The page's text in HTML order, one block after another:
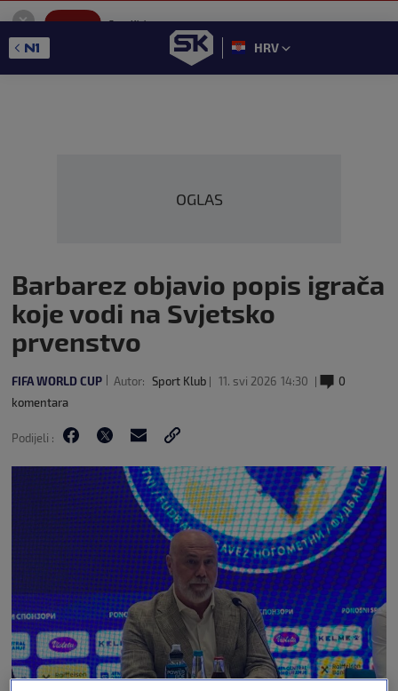
SportKlub
GET - On the Google Play
HRV
OGLAS
Barbarez objavio popis igrača
koje vodi na Svjetsko
prvenstvo
FIFA WORLD CUP Autor: Sport Klub 11. svi 2026 14:30
0
komentara
Podijeli :